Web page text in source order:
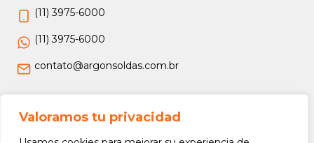
Valoramos tu privacidad
(11) 3975-6000
(11) 3975-6000
contato@argonsoldas.com.br
Jurídico
Termos e Condições